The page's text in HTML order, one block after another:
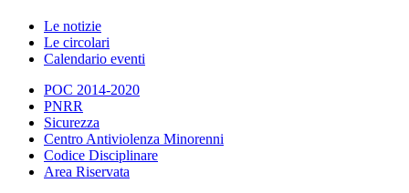
Le notizie
Le circolari
Calendario eventi
POC 2014-2020
PNRR
Sicurezza
Centro Antiviolenza Minorenni
Codice Disciplinare
Area Riservata